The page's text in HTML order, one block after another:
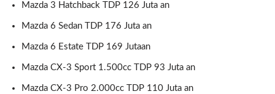
Mazda 3 Hatchback TDP 126 Juta an
Mazda 6 Sedan TDP 176 Juta an
Mazda 6 Estate TDP 169 Jutaan
Mazda CX-3 Sport 1.500cc TDP 93 Juta an
Mazda CX-3 Pro 2.000cc TDP 110 Juta an